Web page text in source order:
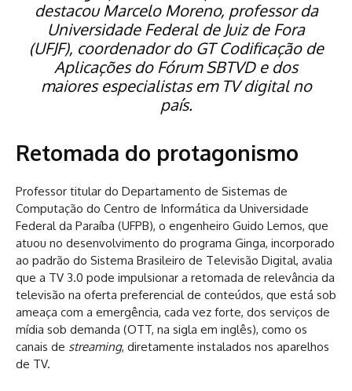
destacou Marcelo Moreno, professor da
Universidade Federal de Juiz de Fora
(UFJF), coordenador do GT Codificação de
Aplicações do Fórum SBTVD e dos
maiores especialistas em TV digital no
país.
Retomada do protagonismo
Professor titular do Departamento de Sistemas de
Computação do Centro de Informática da Universidade
Federal da Paraíba (UFPB), o engenheiro Guido Lemos, que
atuou no desenvolvimento do programa Ginga, incorporado
ao padrão do Sistema Brasileiro de Televisão Digital, avalia
que a TV 3.0 pode impulsionar a retomada de relevância da
televisão na oferta preferencial de conteúdos, que está sob
ameaça com a emergência, cada vez forte, dos serviços de
mídia sob demanda (OTT, na sigla em inglês), como os
canais de streaming, diretamente instalados nos aparelhos
de TV.